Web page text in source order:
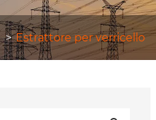
Estrattore per verricello